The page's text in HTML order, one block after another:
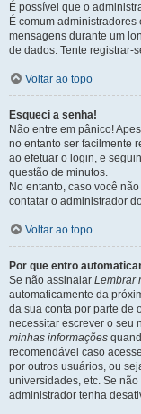
É possível que o
É comum
mensagens durante um
de dados. Tente registrar-
Voltar ao topo
Esqueci a senha!
Não entre em pânico!
no entanto ser facilmente
ao efetuar o login, e
questão de minutos.
No entanto, caso você
contatar o administrador
Voltar ao topo
Por que entro
Se não assinalar Lembrar
automaticamente da
da sua conta por parte de
necessitar escrever o seu
minhas informações
recomendável caso
por outros usuários, ou
universidades, etc. Se
administrador tenha